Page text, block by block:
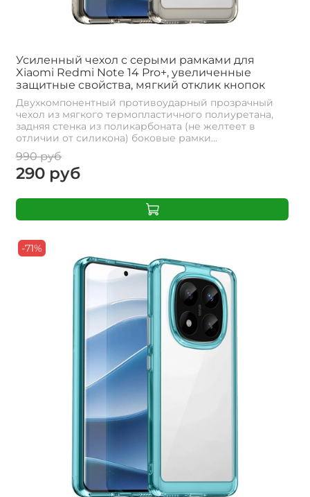
Усиленный чехол с серыми рамками для
Xiaomi Redmi Note 14 Pro+, увеличенные
защитные свойства, мягкий отклик кнопок
Двухкомпонентный противоударный прозрачный
чехол из мягкого термопластичного полиуретана,
задняя стенка из поликарбоната (не желтеет в
отличии от силикона) боковые рамки...
990 руб
290 руб
-71%